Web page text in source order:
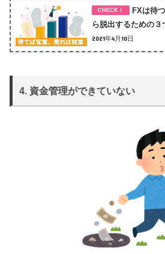
FXは待
ら脱出するための３
2021年4月10日
4. 資金管理ができていない